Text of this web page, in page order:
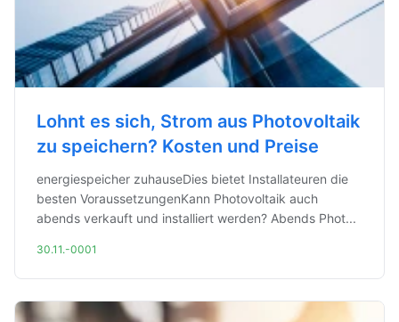
Lohnt es sich, Strom aus Photovoltaik
zu speichern? Kosten und Preise
energiespeicher zuhauseDies bietet Installateuren die
besten VoraussetzungenKann Photovoltaik auch
abends verkauft und installiert werden? Abends Phot...
30.11.-0001